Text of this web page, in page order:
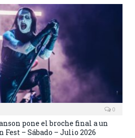
0
pone el broche final a un
– Sábado – Julio 2026